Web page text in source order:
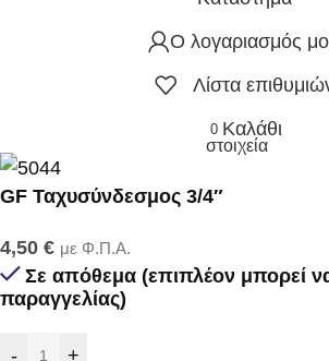
Ο λογαριασμός
Λίστα
0
στοιχεία
Καλάθι
GF Ταχυσύνδεσμος 3/4″
4,50 € με Φ.Π.Α.
Σε απόθεμα (επιπλέον μπορεί
παραγγελίας)
- +